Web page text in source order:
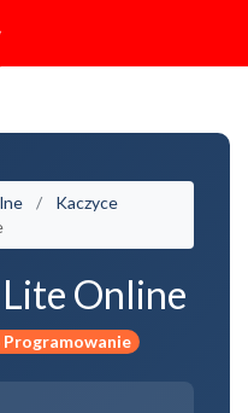
Kaczyce
Online
Programowanie